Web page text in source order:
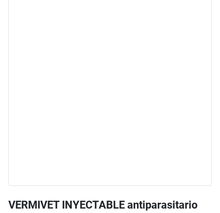
VERMIVET INYECTABLE antiparasitario